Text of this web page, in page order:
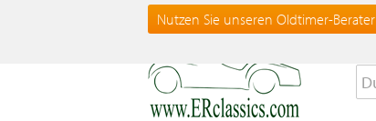
Nutzen Sie unseren Oldtimer-Berater